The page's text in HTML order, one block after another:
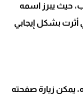
حيث يبرز اسمه
أثرت بشكل إيجابي
يمكن زيارة صفحته